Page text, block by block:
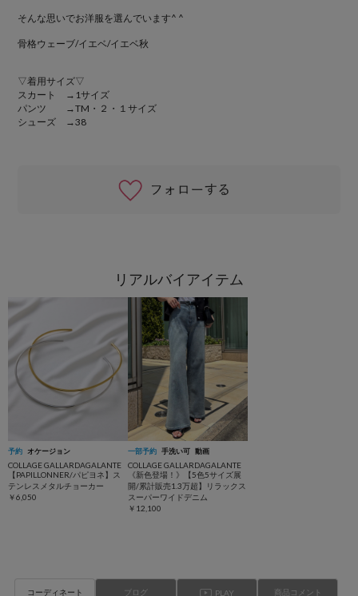
そんな思いでお洋服を選んでいます^ ^
骨格ウェーブ/イエベ/イエベ秋
▽着用サイズ▽
スカート →1サイズ
パンツ →TM・２・１サイズ
シューズ →38
リアルバイアイテム
予約 オケージョン
COLLAGE GALLARDAGALANTE
【PAPILLONNER/パピヨネ】ス
テンレスメタルチョーカー
￥6,050
一部予約 手洗い可 動画
COLLAGE GALLARDAGALANTE
《新色登場！》【5色5サイズ展
開/累計販売1.3万超】リラックス
スーパーワイドデニム
￥12,100
コーディネート ブログ PLAY 商品コメント